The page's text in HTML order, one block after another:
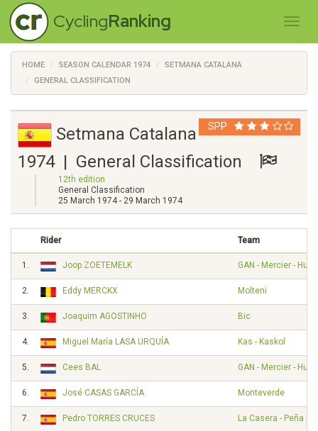
CyclingRanking
HOME SEASON CALENDAR 1974
SETMANA CATALANA
GENERAL CLASSIFICATION
SPP
Setmana Catalana
1974 | General Classification
12th edition
General Classification
25 March 1974 - 29 March 1974
Rider Team
1. Joop ZOETEMELK GAN - Mercier -
2. Eddy MERCKX Molteni
3. Joaquim AGOSTINHO Bic
4. Miguel María LASA URQUÍA Kas - Kaskol
5. Cees BAL GAN - Mercier -
6. José CASAS GARCÍA Monteverde
7. Pedro TORRES CRUCES La Casera - Peña